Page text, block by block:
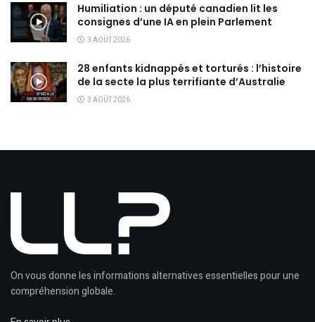
Humiliation : un député canadien lit les
consignes d’une IA en plein Parlement
3 AOÛT 2026
28 enfants kidnappés et torturés : l’histoire
de la secte la plus terrifiante d’Australie
3 AOÛT 2026
On vous donne les informations alternatives essentielles pour une
compréhension globale.